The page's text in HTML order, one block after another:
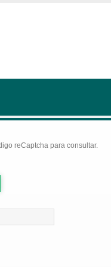
reCaptcha para consultar.